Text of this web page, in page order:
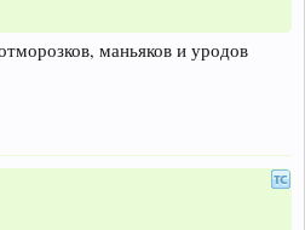
маньяков и уродов